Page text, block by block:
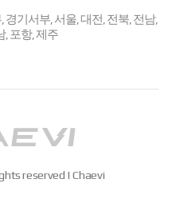
경기서부, 서울, 대전, 전북, 전남,
, 포항, 제주
reserved | Chaevi